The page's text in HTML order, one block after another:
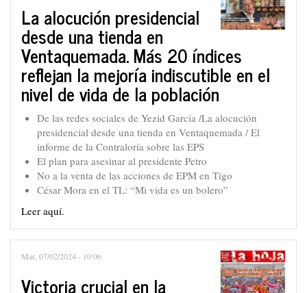
La alocución presidencial
desde una tienda en
Ventaquemada. Más 20 índices
reflejan la mejoría indiscutible en el
nivel de vida de la población
De las redes sociales de Yezid García /La alocución
presidencial desde una tienda en Ventaquemada / El
informe de la Contraloría sobre las EPS
El plan para asesinar al presidente Petro
No a la venta de las acciones de EPM en Tigo
César Mora en el TL: “Mi vida es un bolero”
Leer aquí.
Mar, 07/02/2024 - 10:06
Victoria crucial en la